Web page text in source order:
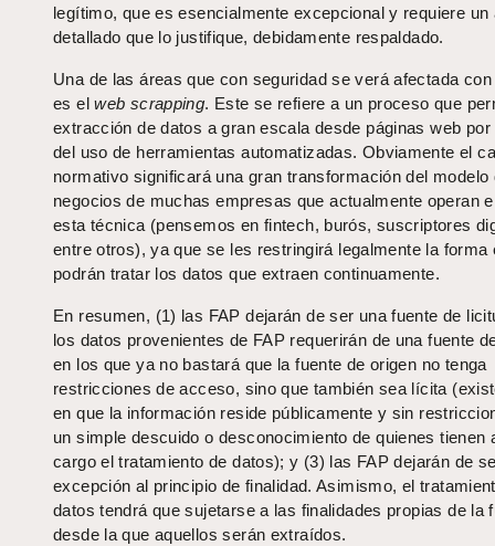
legítimo, que es esencialmente excepcional y requiere un
detallado que lo justifique, debidamente respaldado.
Una de las áreas que con seguridad se verá afectada con
es elweb scrapping. Este se refiere a un proceso que
extracción de datos a gran escala desde páginas web por
del uso de herramientas automatizadas. Obviamente el
normativo significará una gran transformación del modelo
negocios de muchas empresas que actualmente operan
esta técnica (pensemos en fintech, burós, suscriptores
entre otros), ya que se les restringirá legalmente la forma
podrán tratar los datos que extraen continuamente.
En resumen, (1) las FAP dejarán de ser una fuente de
los datos provenientes de FAP requerirán de una fuente
en los que ya no bastará que la fuente de origen no tenga
restricciones de acceso, sino que también sea lícita
en que la información reside públicamente y sin
un simple descuido o desconocimiento de quienes tienen
cargo el tratamiento de datos); y (3) las FAP dejarán de
excepción al principio de finalidad. Asimismo, el
datos tendrá que sujetarse a las finalidades propias de la
desde la que aquellos serán extraídos.